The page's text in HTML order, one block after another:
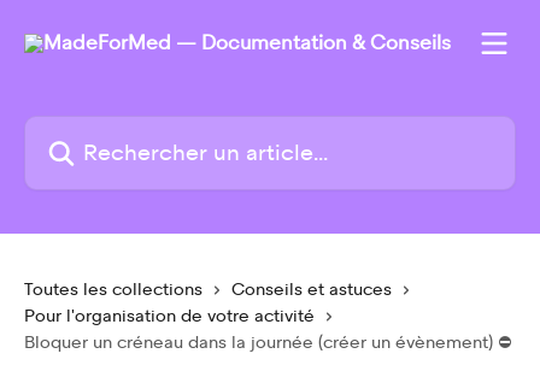
Rechercher un article...
Toutes les collections
Conseils et astuces
Pour l'organisation de votre activité
Bloquer un créneau dans la journée (créer un évènement) ⛔️